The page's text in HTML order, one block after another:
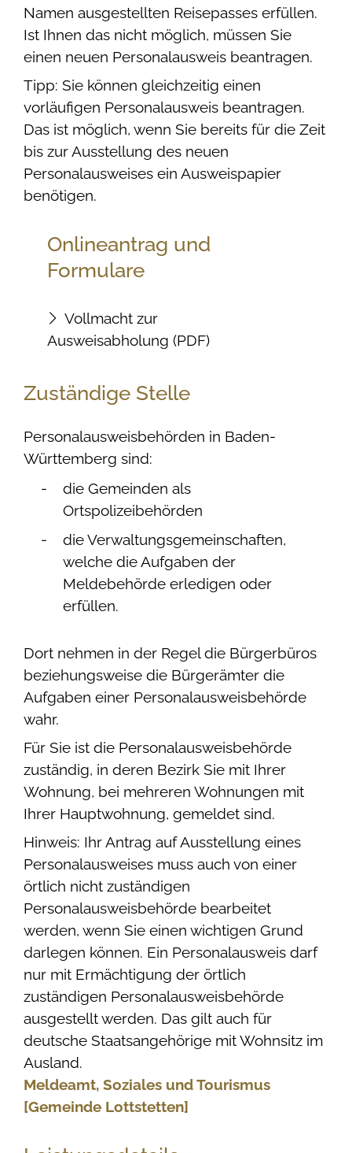
Namen ausgestellten Reisepasses erfüllen.
Ist Ihnen das nicht möglich, müssen Sie
einen neuen Personalausweis beantragen.
Tipp: Sie können gleichzeitig einen
vorläufigen Personalausweis beantragen.
Das ist möglich, wenn Sie bereits für die Zeit
bis zur Ausstellung des neuen
Personalausweises ein Ausweispapier
benötigen.
Onlineantrag und
Formulare
Vollmacht zur
Ausweisabholung (PDF)
Zuständige Stelle
Personalausweisbehörden in Baden-
Württemberg sind:
die Gemeinden als
Ortspolizeibehörden
die Verwaltungsgemeinschaften,
welche die Aufgaben der
Meldebehörde erledigen oder
erfüllen.
Dort nehmen in der Regel die Bürgerbüros
beziehungsweise die Bürgerämter die
Aufgaben einer Personalausweisbehörde
wahr.
Für Sie ist die Personalausweisbehörde
zuständig, in deren Bezirk Sie mit Ihrer
Wohnung, bei mehreren Wohnungen mit
Ihrer Hauptwohnung, gemeldet sind.
Hinweis: Ihr Antrag auf Ausstellung eines
Personalausweises muss auch von einer
örtlich nicht zuständigen
Personalausweisbehörde bearbeitet
werden, wenn Sie einen wichtigen Grund
darlegen können. Ein Personalausweis darf
nur mit Ermächtigung der örtlich
zuständigen Personalausweisbehörde
ausgestellt werden. Das gilt auch für
deutsche Staatsangehörige mit Wohnsitz im
Ausland.
Meldeamt, Soziales und Tourismus
[Gemeinde Lottstetten]